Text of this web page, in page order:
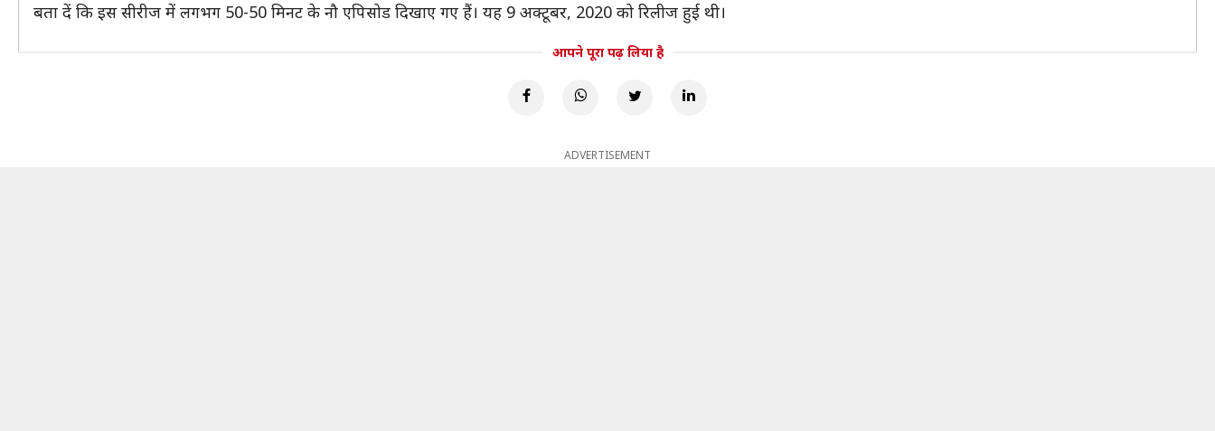
बता दें कि इस सीरीज में लगभग 50-50 मिनट के नौ एपिसोड दिखाए गए हैं। यह 9 अक्टूबर, 2020 को रिलीज हुई थी।
आपने पूरा पढ़ लिया है
ADVERTISEMENT